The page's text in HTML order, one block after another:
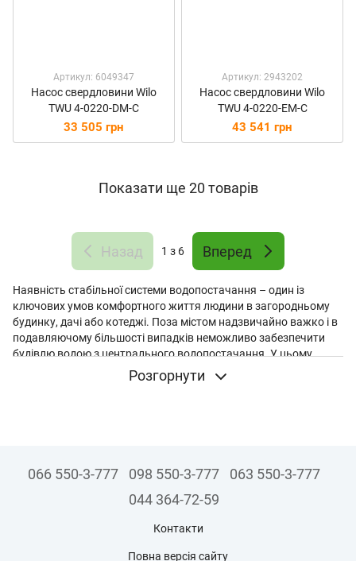
Артикул: 6049347
Насос свердловини Wilo
TWU 4-0220-DM-C
33 505 грн
Артикул: 2943202
Насос свердловини Wilo
TWU 4-0220-EM-C
43 541 грн
Показати ще 20 товарів
Назад 1 з 6 Вперед
Наявність стабільної системи водопостачання – один із
ключових умов комфортного життя людини в загородньому
будинку, дачі або котеджі. Поза містом надзвичайно важко і в
подавляючому більшості випадків неможливо забезпечити
будівлю водою з центрального водопостачання. У цьому
випадку вода добувається з свердловини. Для її
перекачування до місця призначення використовується
Особливості конструкції глибинних насосів Wilo
Глибинні насоси забезпечують не лише відкачування води з
призначення. Представлені пристрої здатні відкачувати водні
Розгорнути
066 550-3-777 098 550-3-777
063 550-3-777
044 364-72-59
Контакти
Повна версія сайту